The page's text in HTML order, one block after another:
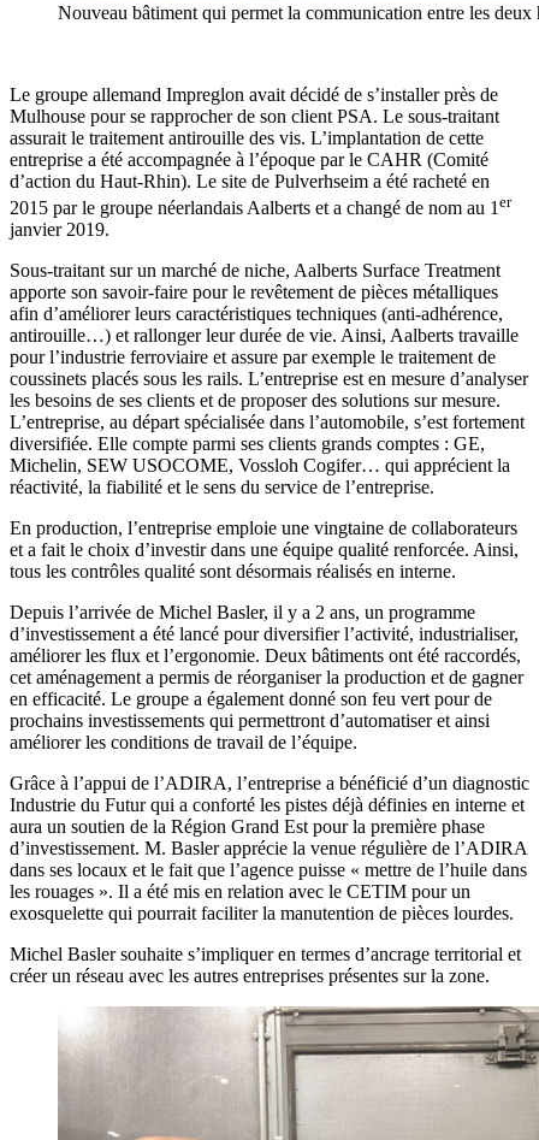
Nouveau bâtiment qui permet la communication entre les deux
Le groupe allemand Impreglon avait décidé de s’installer près de
Mulhouse pour se rapprocher de son client PSA. Le sous-traitant
assurait le traitement antirouille des vis. L’implantation de cette
entreprise a été accompagnée à l’époque par le CAHR (Comité
d’action du Haut-Rhin). Le site de Pulverhseim a été racheté en
2015 par le groupe néerlandais Aalberts et a changé de nom au 1 er
janvier 2019.
Sous-traitant sur un marché de niche, Aalberts Surface Treatment
apporte son savoir-faire pour le revêtement de pièces métalliques
afin d’améliorer leurs caractéristiques techniques (anti-adhérence,
antirouille…) et rallonger leur durée de vie. Ainsi, Aalberts travaille
pour l’industrie ferroviaire et assure par exemple le traitement de
coussinets placés sous les rails. L’entreprise est en mesure d’analyser
les besoins de ses clients et de proposer des solutions sur mesure.
L’entreprise, au départ spécialisée dans l’automobile, s’est fortement
diversifiée. Elle compte parmi ses clients grands comptes : GE,
Michelin, SEW USOCOME, Vossloh Cogifer… qui apprécient la
réactivité, la fiabilité et le sens du service de l’entreprise.
En production, l’entreprise emploie une vingtaine de collaborateurs
et a fait le choix d’investir dans une équipe qualité renforcée. Ainsi,
tous les contrôles qualité sont désormais réalisés en interne.
Depuis l’arrivée de Michel Basler, il y a 2 ans, un programme
d’investissement a été lancé pour diversifier l’activité, industrialiser,
améliorer les flux et l’ergonomie. Deux bâtiments ont été raccordés,
cet aménagement a permis de réorganiser la production et de gagner
en efficacité. Le groupe a également donné son feu vert pour de
prochains investissements qui permettront d’automatiser et ainsi
améliorer les conditions de travail de l’équipe.
Grâce à l’appui de l’ADIRA, l’entreprise a bénéficié d’un diagnostic
Industrie du Futur qui a conforté les pistes déjà définies en interne et
aura un soutien de la Région Grand Est pour la première phase
d’investissement. M. Basler apprécie la venue régulière de l’ADIRA
dans ses locaux et le fait que l’agence puisse « mettre de l’huile dans
les rouages ». Il a été mis en relation avec le CETIM pour un
exosquelette qui pourrait faciliter la manutention de pièces lourdes.
Michel Basler souhaite s’impliquer en termes d’ancrage territorial et
créer un réseau avec les autres entreprises présentes sur la zone.